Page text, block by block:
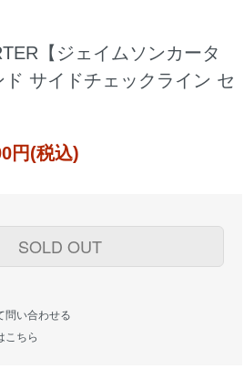
【ジェイムソンカータ
サイドチェックライン セ
円(税込)
SOLD OUT
問い合わせる
こちら